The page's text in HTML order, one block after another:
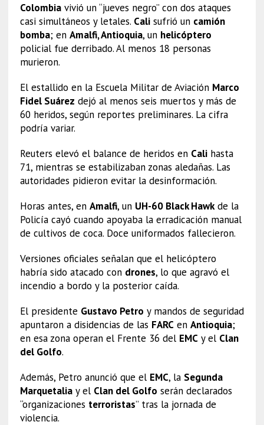
Colombiavivió un “jueves negro” con dos ataques
casi simultáneos y letales. Calisufrió un camión
bomba; en Amalfi, Antioquia, un helicóptero
policial fue derribado. Al menos 18 personas
murieron.
El estallido en la Escuela Militar de Aviación Marco
Fidel Suárez dejó al menos seis muertos y más de
60 heridos, según reportes preliminares. La cifra
podría variar.
Reuters elevó el balance de heridos en Calihasta
71, mientras se estabilizaban zonas aledañas. Las
autoridades pidieron evitar la desinformación.
Horas antes, en Amalfi, un UH-60 Black Hawkde la
Policía cayó cuando apoyaba la erradicación manual
de cultivos de coca. Doce uniformados fallecieron.
Versiones oficiales señalan que el helicóptero
habría sido atacado con drones, lo que agravó el
incendio a bordo y la posterior caída.
El presidente Gustavo Petro y mandos de seguridad
apuntaron a disidencias de las FARC en Antioquia;
en esa zona operan el Frente 36 del EMC y el Clan
del Golfo.
Además, Petro anunció que el EMC, la Segunda
Marquetaliay el Clan del Golfo serán declarados
“organizaciones terroristas” tras la jornada de
violencia.